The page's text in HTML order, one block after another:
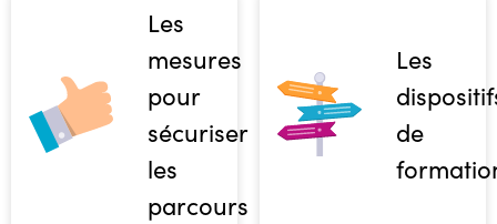
Les
mesures
pour
sécuriser
les
parcours
Les
de